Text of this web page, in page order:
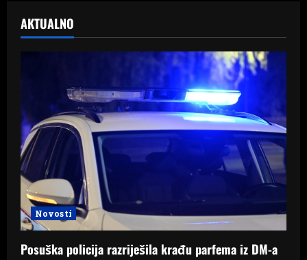
AKTUALNO
Novosti
Posuška policija razriješila krađu parfema iz DM-a